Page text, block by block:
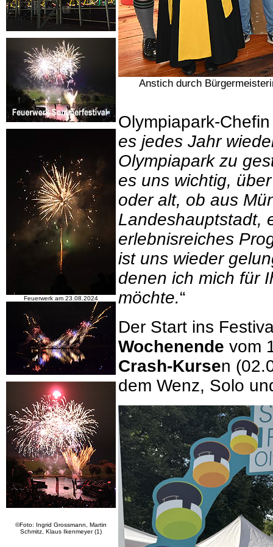
Feuerwerk am 23.08.2024
©Foto: Ingrid Grossmann, Martin
Schmitz, Klaus Ikenmeyer (1)
Anstich durch
Olympiapark-Chefin
es jedes Jahr
Olympiapark zu
es uns wichtig,
oder alt, ob aus
Landeshauptstadt,
erlebnisreiches
ist uns wieder
denen ich mich für
möchte.“
Der Start ins
Wochenende vom
Crash-Kursen
dem Wenz, Solo